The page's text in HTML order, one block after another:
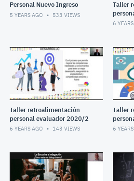
Personal Nuevo Ingreso
5 YEARS AGO 533 VIEWS
Taller
6
Taller retroalimentación
personal evaluador 2020/2
6 YEARS AGO 143 VIEWS
Taller
6